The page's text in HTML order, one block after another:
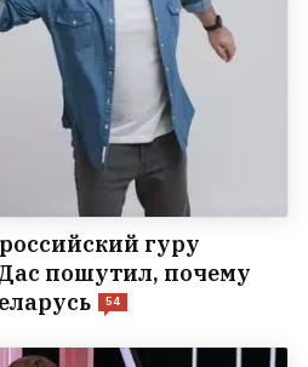
гуру
пошутил, почему
54